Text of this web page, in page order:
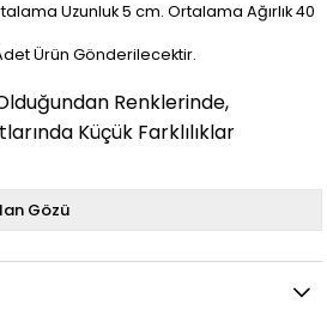
Uzunluk 5 cm. Ortalama Ağırlık 40
Ürün Gönderilecektir.
Renklerinde,
Küçük Farklılıklar
Gözü